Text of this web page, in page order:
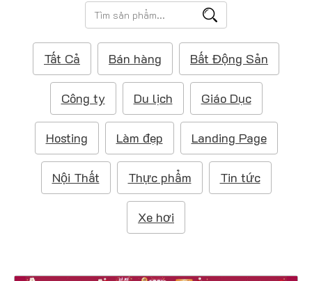
n
u
T
ì
m
i
ế
m
Tất Cả Bán hàng Bất Động Sản
Công ty Du lịch Giáo Dục
Hosting Làm đẹp Landing Page
Nội Thất Thực phẩm Tin tức
Xe hơi